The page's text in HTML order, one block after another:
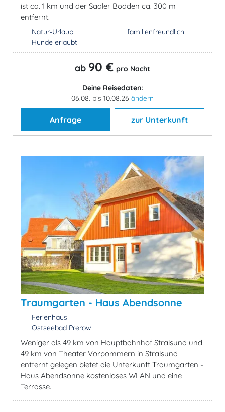
ist ca. 1 km und der Saaler Bodden ca. 300 m
entfernt.
Natur-Urlaub
Hunde erlaubt
familienfreundlich
ab 90 € pro Nacht
Deine Reisedaten:
06.08. bis 10.08.26 ändern
Anfrage zur Unterkunft
Traumgarten - Haus Abendsonne
Ferienhaus
Ostseebad Prerow
Weniger als 49 km von Hauptbahnhof Stralsund und
49 km von Theater Vorpommern in Stralsund
entfernt gelegen bietet die Unterkunft Traumgarten -
Haus Abendsonne kostenloses WLAN und eine
Terrasse.